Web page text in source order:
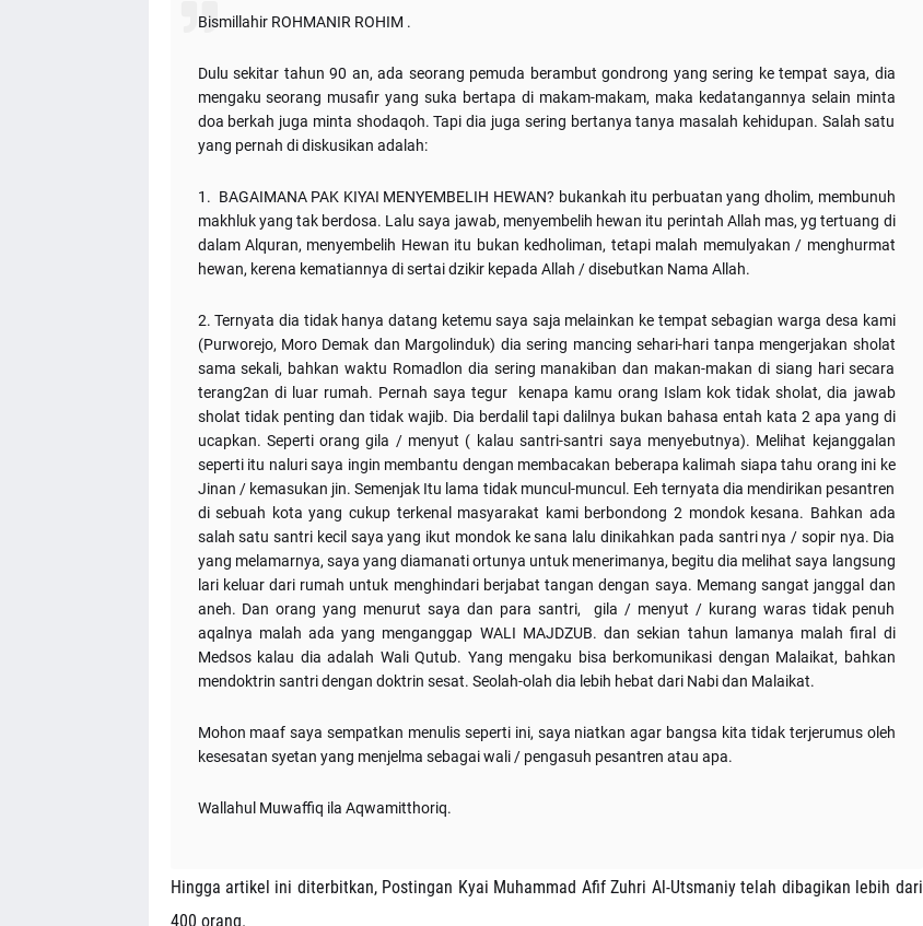
Bismillahir ROHMANIR ROHIM .
Dulu sekitar tahun 90 an, ada seorang pemuda berambut gondrong yang sering ke tempat saya, dia
mengaku seorang musafir yang suka bertapa di makam-makam, maka kedatangannya selain minta
doa berkah juga minta shodaqoh. Tapi dia juga sering bertanya tanya masalah kehidupan. Salah satu
yang pernah di diskusikan adalah:
1. BAGAIMANA PAK KIYAI MENYEMBELIH HEWAN? bukankah itu perbuatan yang dholim, membunuh
makhluk yang tak berdosa. Lalu saya jawab, menyembelih hewan itu perintah Allah mas, yg tertuang di
dalam Alquran, menyembelih Hewan itu bukan kedholiman, tetapi malah memulyakan / menghurmat
hewan, kerena kematiannya di sertai dzikir kepada Allah / disebutkan Nama Allah.
2. Ternyata dia tidak hanya datang ketemu saya saja melainkan ke tempat sebagian warga desa kami
(Purworejo, Moro Demak dan Margolinduk) dia sering mancing sehari-hari tanpa mengerjakan sholat
sama sekali, bahkan waktu Romadlon dia sering manakiban dan makan-makan di siang hari secara
terang2an di luar rumah. Pernah saya tegur kenapa kamu orang Islam kok tidak sholat, dia jawab
sholat tidak penting dan tidak wajib. Dia berdalil tapi dalilnya bukan bahasa entah kata 2 apa yang di
ucapkan. Seperti orang gila / menyut ( kalau santri-santri saya menyebutnya). Melihat kejanggalan
seperti itu naluri saya ingin membantu dengan membacakan beberapa kalimah siapa tahu orang ini ke
Jinan / kemasukan jin. Semenjak Itu lama tidak muncul-muncul. Eeh ternyata dia mendirikan pesantren
di sebuah kota yang cukup terkenal masyarakat kami berbondong 2 mondok kesana. Bahkan ada
salah satu santri kecil saya yang ikut mondok ke sana lalu dinikahkan pada santri nya / sopir nya. Dia
yang melamarnya, saya yang diamanati ortunya untuk menerimanya, begitu dia melihat saya langsung
lari keluar dari rumah untuk menghindari berjabat tangan dengan saya. Memang sangat janggal dan
aneh. Dan orang yang menurut saya dan para santri, gila / menyut / kurang waras tidak penuh
aqalnya malah ada yang menganggap WALI MAJDZUB. dan sekian tahun lamanya malah firal di
Medsos kalau dia adalah Wali Qutub. Yang mengaku bisa berkomunikasi dengan Malaikat, bahkan
mendoktrin santri dengan doktrin sesat. Seolah-olah dia lebih hebat dari Nabi dan Malaikat.
Mohon maaf saya sempatkan menulis seperti ini, saya niatkan agar bangsa kita tidak terjerumus oleh
kesesatan syetan yang menjelma sebagai wali / pengasuh pesantren atau apa.
Wallahul Muwaffiq ila Aqwamitthoriq.
Hingga artikel ini diterbitkan, Postingan Kyai Muhammad Afif Zuhri Al-Utsmaniy telah dibagikan lebih dari
400 orang.